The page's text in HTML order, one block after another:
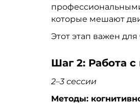
которые мешают
Этот этап важен
Шаг 2: Работа
2–3 сессии
Методы: